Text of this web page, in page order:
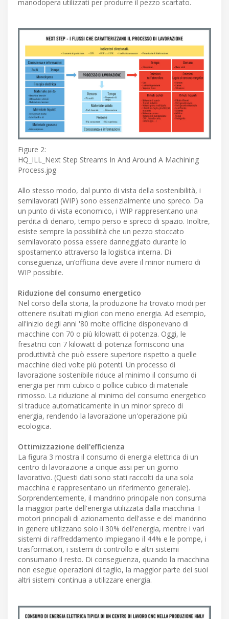
manodopera utilizzati per produrre il pezzo scartato.
Figure 2:
HQ_ILL_Next Step Streams In And Around A Machining
Process.jpg
Allo stesso modo, dal punto di vista della sostenibilità, i
semilavorati (WIP) sono essenzialmente uno spreco. Da
un punto di vista economico, i WIP rappresentano una
perdita di denaro, tempo perso e spreco di spazio. Inoltre,
esiste sempre la possibilità che un pezzo stoccato
semilavorato possa essere danneggiato durante lo
spostamento attraverso la logistica interna. Di
conseguenza, un’officina deve avere il minor numero di
WIP possibile.
Riduzione del consumo energetico
Nel corso della storia, la produzione ha trovato modi per
ottenere risultati migliori con meno energia. Ad esempio,
all'inizio degli anni '80 molte officine disponevano di
macchine con 70 o più kilowatt di potenza. Oggi, le
fresatrici con 7 kilowatt di potenza forniscono una
produttività che può essere superiore rispetto a quelle
macchine dieci volte più potenti. Un processo di
lavorazione sostenibile riduce al minimo il consumo di
energia per mm cubico o pollice cubico di materiale
rimosso. La riduzione al minimo del consumo energetico
si traduce automaticamente in un minor spreco di
energia, rendendo la lavorazione un'operazione più
ecologica.
Ottimizzazione dell'efficienza
La figura 3 mostra il consumo di energia elettrica di un
centro di lavorazione a cinque assi per un giorno
lavorativo. (Questi dati sono stati raccolti da una sola
macchina e rappresentano un riferimento generale).
Sorprendentemente, il mandrino principale non consuma
la maggior parte dell'energia utilizzata dalla macchina. I
motori principali di azionamento dell'asse e del mandrino
in genere utilizzano solo il 30% dell'energia, mentre i vari
sistemi di raffreddamento impiegano il 44% e le pompe, i
trasformatori, i sistemi di controllo e altri sistemi
consumano il resto. Di conseguenza, quando la macchina
non esegue operazioni di taglio, la maggior parte dei suoi
altri sistemi continua a utilizzare energia.